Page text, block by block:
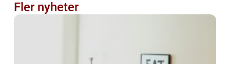
Fler nyheter